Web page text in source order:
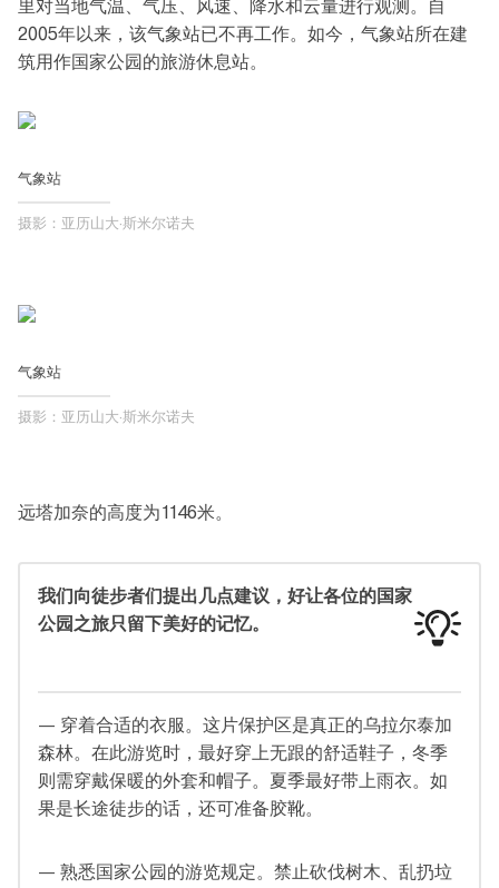
里对当地气温、气压、风速、降水和云量进行观测。自
2005年以来，该气象站已不再工作。如今，气象站所在建
筑用作国家公园的旅游休息站。
气象站
摄影：亚历山大·斯米尔诺夫
气象站
摄影：亚历山大·斯米尔诺夫
远塔加奈的高度为1146米。
我们向徒步者们提出几点建议，好让各位的国家
公园之旅只留下美好的记忆。
— 穿着合适的衣服。这片保护区是真正的乌拉尔泰加
森林。在此游览时，最好穿上无跟的舒适鞋子，冬季
则需穿戴保暖的外套和帽子。夏季最好带上雨衣。如
果是长途徒步的话，还可准备胶靴。
— 熟悉国家公园的游览规定。禁止砍伐树木、乱扔垃